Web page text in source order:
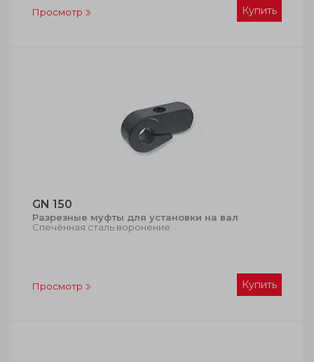
Просмотр Купить
GN 150
Разрезные муфты для установки на вал
Спечённая сталь воронение
Просмотр Купить